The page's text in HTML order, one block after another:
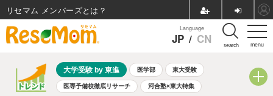
menu
Language
JP / CN search
大学受験 by 東進 医学部 東大受験
医専予備校徹底リサーチ 河合塾×東大特集
リセマム メンバーズ